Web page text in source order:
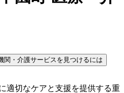
関・介護サービスを見つけるには
適切なケアと支援を提供する重